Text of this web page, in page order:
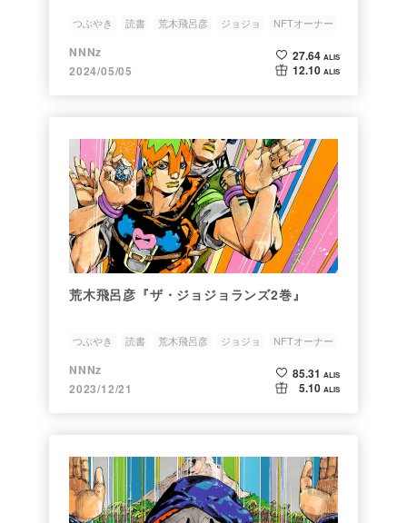
つぶやき 読書 荒木飛呂彦 ジョジョ NFTオーナー
NNNz
2024/05/05
27.64 ALIS
12.10 ALIS
荒木飛呂彦『ザ・ジョジョランズ2巻』
つぶやき 読書 荒木飛呂彦 ジョジョ NFTオーナー
NNNz
2023/12/21
85.31 ALIS
5.10 ALIS